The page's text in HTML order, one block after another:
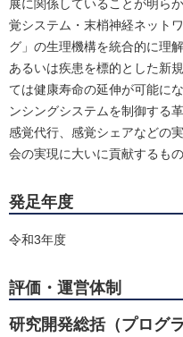
展に関係していることが明ら
覚システム・末梢神経ネット
グ」の生理機構を統合的に理
あるいは疾患を標的とした新
ては健康寿命の延伸が可能に
ンシングシステムを制御する
感覚代行、感覚シェアなどの
会の実現に大いに貢献するも
発足年度
令和3年度
評価・運営体制
研究開発総括（プログ